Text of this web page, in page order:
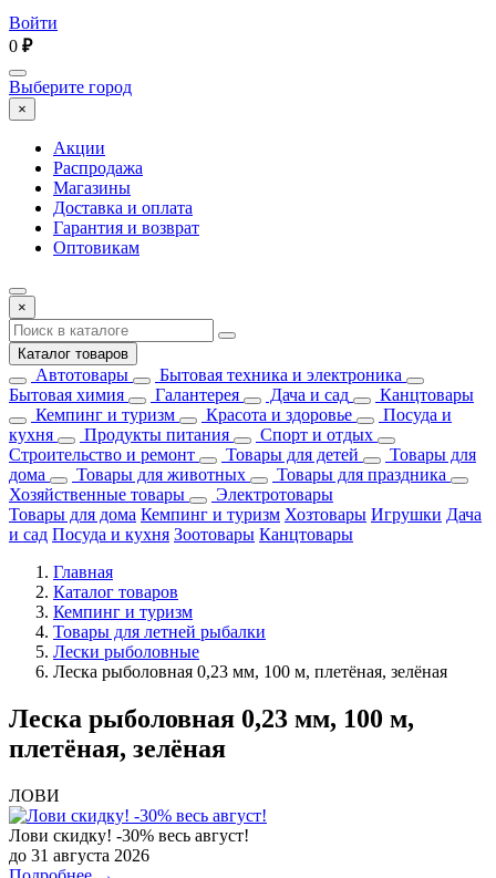
Войти
0 ₽
Выберите город
×
Акции
Распродажа
Магазины
Доставка и оплата
Гарантия и возврат
Оптовикам
×
Каталог товаров
Автотовары
Бытовая техника и электроника
Бытовая химия
Галантерея Дача и сад
Канцтовары
Кемпинг и туризм
Красота и здоровье
Посуда и
кухня
Продукты питания
Спорт и отдых
Строительство и ремонт
Товары для детей
Товары для
дома
Товары для животных
Товары для праздника
Хозяйственные товары
Электротовары
Товары для дома Кемпинг и туризм Хозтовары Игрушки Дача
и сад Посуда и кухня Зоотовары Канцтовары
Главная
Каталог товаров
Кемпинг и туризм
Товары для летней рыбалки
Лески рыболовные
Леска рыболовная 0,23 мм, 100 м, плетёная, зелёная
Леска рыболовная 0,23 мм, 100 м,
плетёная, зелёная
ЛОВИ
Лови скидку! -30% весь август!
до 31 августа 2026